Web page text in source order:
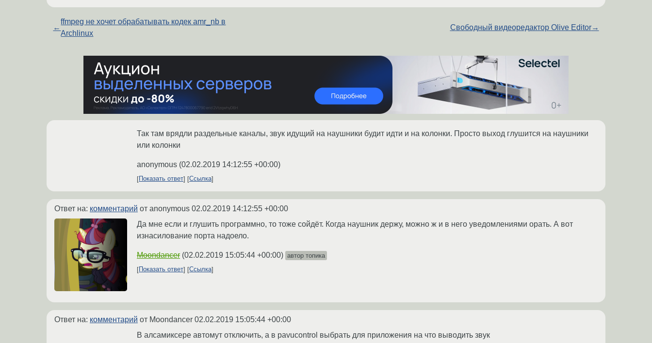
←
ffmpeg не хочет обрабатывать кодек amr_nb в
Archlinux
Свободный видеоредактор Olive Editor→
Так там врядли раздельные каналы, звук идущий на наушники будит идти и на колонки. Просто выход глушится на наушники
или колонки
anonymous (02.02.2019 14:12:55 +00:00)
Показать ответ Ссылка
Ответ на: комментарий от anonymous 02.02.2019 14:12:55 +00:00
Да мне если и глушить программно, то тоже сойдёт. Когда наушник держу, можно ж и в него уведомлениями орать. А вот
изнасилование порта надоело.
Moondancer (02.02.2019 15:05:44 +00:00) автор топика
Показать ответ
Ссылка
Ответ на: комментарий от Moondancer 02.02.2019 15:05:44 +00:00
В алсамиксере автомут отключить, а в pavucontrol выбрать для приложения на что выводить звук